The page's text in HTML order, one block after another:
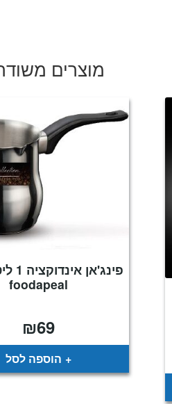
₪169.
₪99. מוצרים
foodapeal
₪69
הוספה לסל